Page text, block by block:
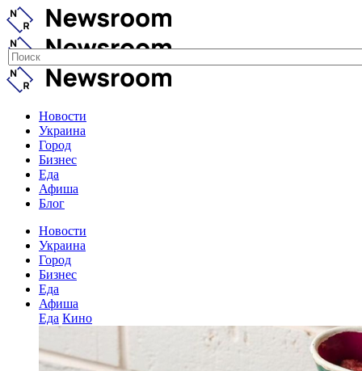
Новости
Украина
Город
Бизнес
Еда
Афиша
Блог
Новости
Украина
Город
Бизнес
Еда
Афиша
Еда Кино